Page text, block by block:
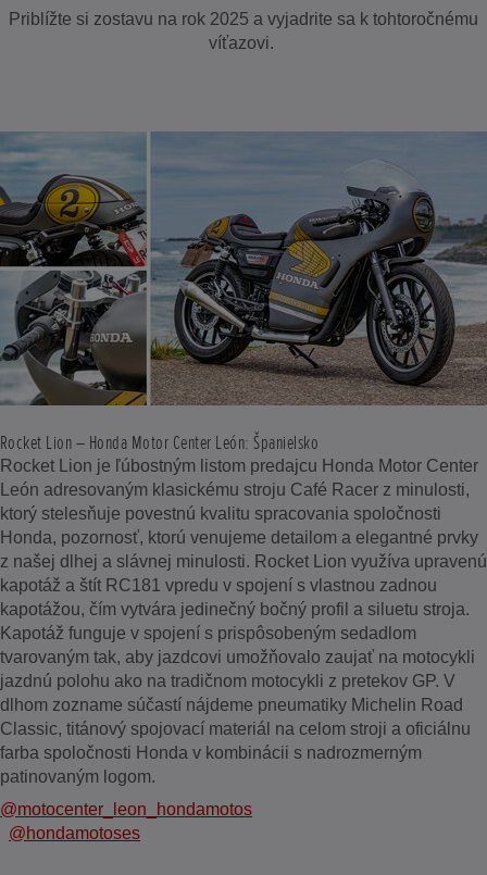
Priblížte si zostavu na rok 2025 a vyjadrite sa k tohtoročnému
víťazovi.
Rocket Lion – Honda Motor Center León: Španielsko
Rocket Lion je ľúbostným listom predajcu Honda Motor Center
León adresovaným klasickému stroju Café Racer z minulosti,
ktorý stelesňuje povestnú kvalitu spracovania spoločnosti
Honda, pozornosť, ktorú venujeme detailom a elegantné prvky
z našej dlhej a slávnej minulosti. Rocket Lion využíva upravenú
kapotáž a štít RC181 vpredu v spojení s vlastnou zadnou
kapotážou, čím vytvára jedinečný bočný profil a siluetu stroja.
Kapotáž funguje v spojení s prispôsobeným sedadlom
tvarovaným tak, aby jazdcovi umožňovalo zaujať na motocykli
jazdnú polohu ako na tradičnom motocykli z pretekov GP. V
dlhom zozname súčastí nájdeme pneumatiky Michelin Road
Classic, titánový spojovací materiál na celom stroji a oficiálnu
farba spoločnosti Honda v kombinácii s nadrozmerným
patinovaným logom.
@motocenter_leon_hondamotos
@hondamotoses